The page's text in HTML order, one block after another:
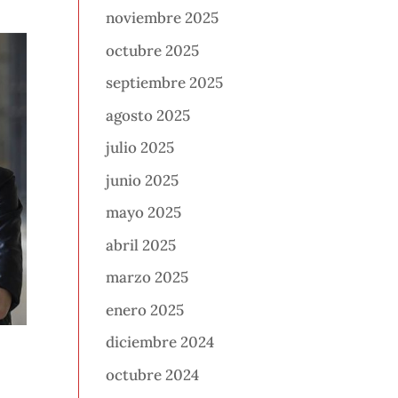
noviembre 2025
octubre 2025
septiembre 2025
agosto 2025
julio 2025
junio 2025
mayo 2025
abril 2025
marzo 2025
enero 2025
diciembre 2024
octubre 2024